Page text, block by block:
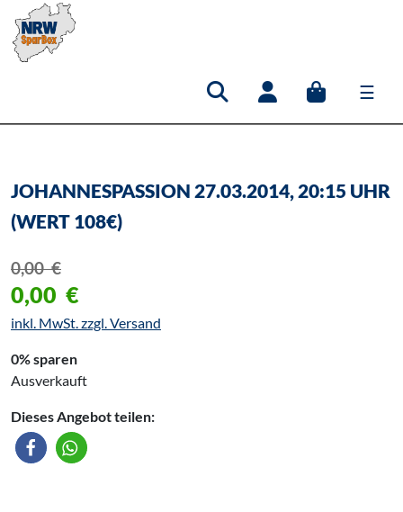
☰
Hauptnavigation
JOHANNESPASSION 27.03.2014, 20:15 UHR
(WERT 108€)
0,00€
0,00 €
inkl. MwSt. zzgl. Versand
0% sparen
Ausverkauft
Dieses Angebot teilen: